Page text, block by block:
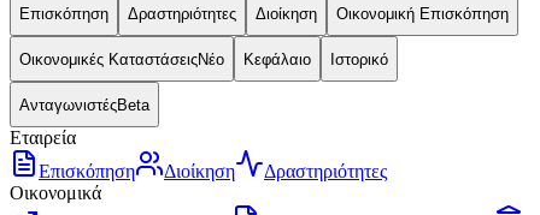
Επισκόπηση Δραστηριότητες Διοίκηση Οικονομική Επισκόπηση
Οικονομικές ΚαταστάσειςΝέο Κεφάλαιο Ιστορικό
ΑνταγωνιστέςBeta
Εταιρεία
Επισκόπηση
Διοίκηση
Δραστηριότητες
Οικονομικά